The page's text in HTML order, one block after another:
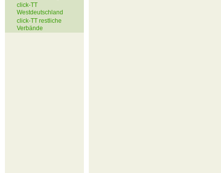
click-TT
Westdeutschland
click-TT restliche
Verbände